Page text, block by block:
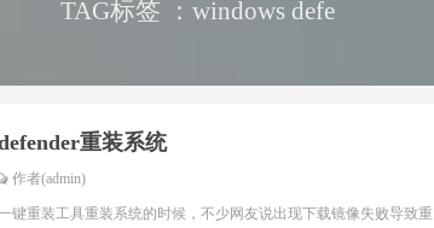
TAG标签 ：windows defe
重装系统
作者(admin)
键重装工具重装系统的时候，不少网友说出现下载镜像失败导致重